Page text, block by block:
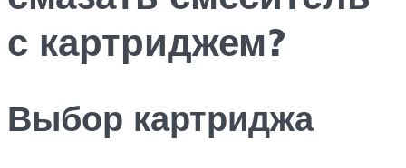
с картриджем?
Выбор картриджа